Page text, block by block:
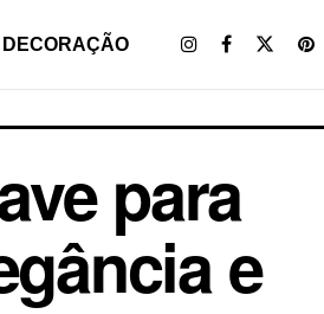
para
e